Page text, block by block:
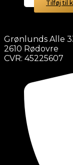
Tilføj til
Grønlunds Alle
2610 Rødovre
CVR: 45225607